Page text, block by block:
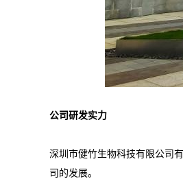
公司研发实力
深圳市健竹生物科技有限公司
司的发展。